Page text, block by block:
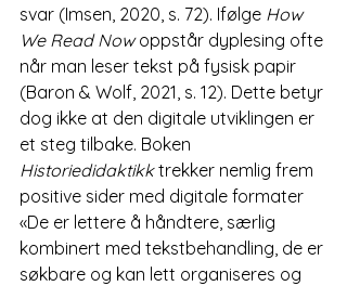
svar (Imsen, 2020, s. 72). Ifølge How
We Read Now oppstår dyplesing ofte
når man leser tekst på fysisk papir
(Baron & Wolf, 2021, s. 12). Dette betyr
dog ikke at den digitale utviklingen er
et steg tilbake. Boken
Historiedidaktikk trekker nemlig frem
positive sider med digitale formater
«De er lettere å håndtere, særlig
kombinert med tekstbehandling, de er
søkbare og kan lett organiseres og